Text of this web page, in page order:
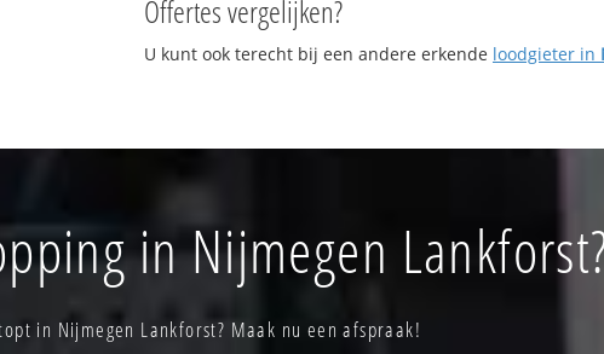
Offertes vergelijken?
U kunt ook terecht bij een andere erkende loodgieter in
in Nijmegen
in Nijmegen Lankforst? Maak nu een afspraak!